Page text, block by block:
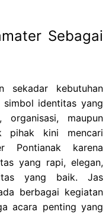
Sebagai
sekadar kebutuhan
simbol identitas yang
maupun
pihak kini mencari
Pontianak karena
yang rapi, elegan,
yang baik. Jas
berbagai kegiatan
acara penting yang